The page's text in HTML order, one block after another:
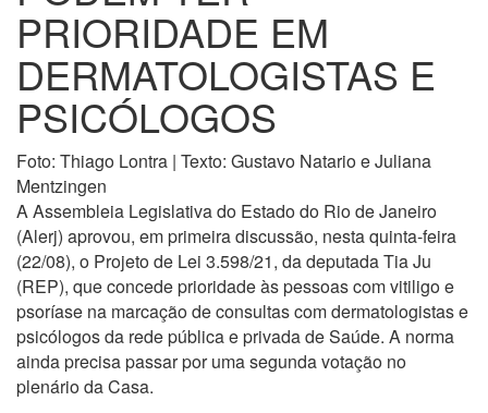
PRIORIDADE EM
DERMATOLOGISTAS E
PSICÓLOGOS
Foto: Thiago Lontra | Texto: Gustavo Natario e Juliana
Mentzingen
A Assembleia Legislativa do Estado do Rio de Janeiro
(Alerj) aprovou, em primeira discussão, nesta quinta-feira
(22/08), o Projeto de Lei 3.598/21, da deputada Tia Ju
(REP), que concede prioridade às pessoas com vitiligo e
psoríase na marcação de consultas com dermatologistas e
psicólogos da rede pública e privada de Saúde. A norma
ainda precisa passar por uma segunda votação no
plenário da Casa.